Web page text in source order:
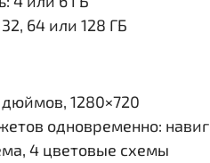
64 или 128 ГБ
дюймов, 1280×720
одновременно:
4 цветовые схемы